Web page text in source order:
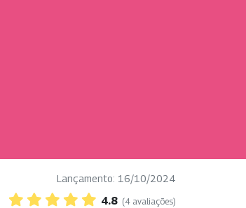
Lançamento: 16/10/2024
4.8 (4 avaliações)